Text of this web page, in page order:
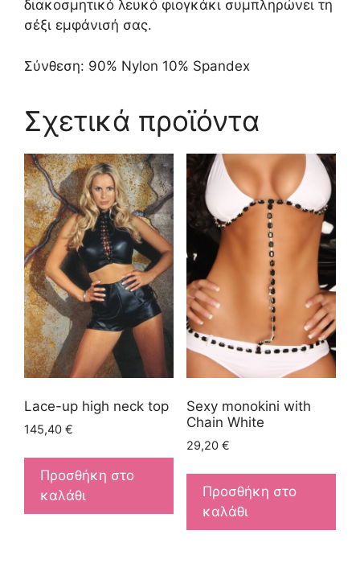
διακοσμητικό λευκό φιογκάκι συμπληρώνει τη
σέξι εμφάνισή σας.
Σύνθεση: 90% Nylon 10% Spandex
Σχετικά προϊόντα
Lace-up high neck top
145,40 €
Προσθήκη στο
καλάθι
Sexy monokini with
Chain White
29,20 €
Προσθήκη στο
καλάθι